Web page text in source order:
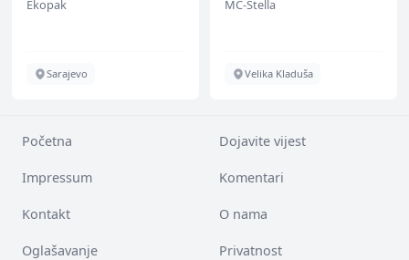
Ekopak
Sarajevo
MC-Stella
Velika Kladuša
Početna Dojavite vijest
Impressum Komentari
Kontakt O nama
Oglašavanje Privatnost